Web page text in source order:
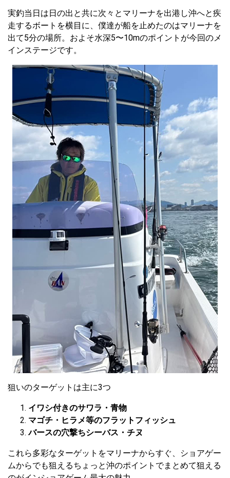
実釣当日は日の出と共に次々とマリーナを出港し沖へと疾
走するボートを横目に、僕達が船を止めたのはマリーナを
出て5分の場所。およそ水深5〜10mのポイントが今回のメ
インステージです。
狙いのターゲットは主に3つ
イワシ付きのサワラ・青物
マゴチ・ヒラメ等のフラットフィッシュ
バースの穴撃ちシーバス・チヌ
これら多彩なターゲットをマリーナからすぐ、ショアゲー
ムからでも狙えるちょっと沖のポイントでまとめて狙える